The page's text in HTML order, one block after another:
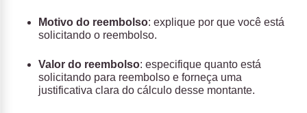
Motivo do reembolso: explique por que você está
solicitando o reembolso.
Valor do reembolso: especifique quanto está
solicitando para reembolso e forneça uma
justificativa clara do cálculo desse montante.